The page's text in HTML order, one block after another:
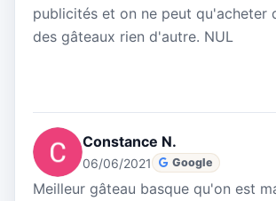
publicités et on ne peut qu'acheter
des gâteaux rien d'autre. NUL
Constance N.
06/06/2021 Google
Meilleur gâteau basque qu'on est